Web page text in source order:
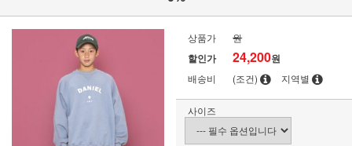
상품가 원
할인가 24,200원
배송비 (조건) 지역별
사이즈